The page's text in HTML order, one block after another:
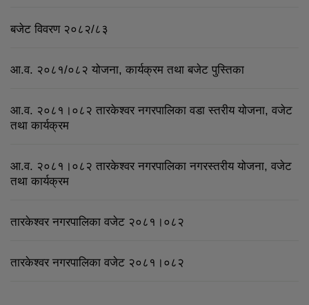
बजेट विवरण २०८२/८३
आ.व. २०८१/०८२ योजना, कार्यक्रम तथा बजेट पुस्तिका
आ.व. २०८१।०८२ तारकेश्वर नगरपालिका वडा स्तरीय योजना, वजेट
तथा कार्यक्रम
आ.व. २०८१।०८२ तारकेश्वर नगरपालिका नगरस्तरीय योजना, वजेट
तथा कार्यक्रम
तारकेश्वर नगरपालिका वजेट २०८१।०८२
तारकेश्वर नगरपालिका वजेट २०८१।०८२